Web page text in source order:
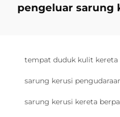
pengeluar sarung
tempat duduk kulit kereta
sarung kerusi
sarung kerusi kereta